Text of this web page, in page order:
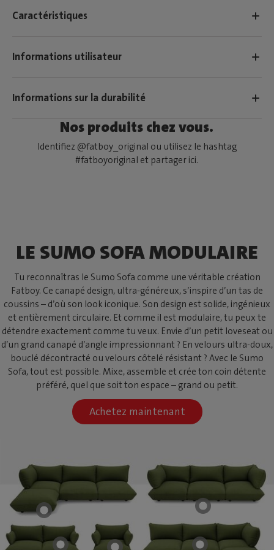
Caractéristiques
Informations utilisateur
Informations sur la durabilité
Nos produits chez vous.
Identifiez @fatboy_original ou utilisez le hashtag
#fatboyoriginal et partager ici.
LE SUMO SOFA MODULAIRE
Tu reconnaîtras le Sumo Sofa comme une véritable création
Fatboy. Ce canapé design, ultra-généreux, s’inspire d’un tas de
coussins – d’où son look iconique. Son design est solide, ingénieux
et entièrement circulaire. Et comme il est modulaire, tu peux te
détendre exactement comme tu veux. Envie d’un petit loveseat ou
d’un grand canapé d’angle impressionnant ? En velours ultra-doux,
bouclé décontracté ou velours côtelé résistant ? Avec le Sumo
Sofa, tout est possible. Mixe, assemble et crée ton coin détente
préféré, quel que soit ton espace – grand ou petit.
Achetez maintenant